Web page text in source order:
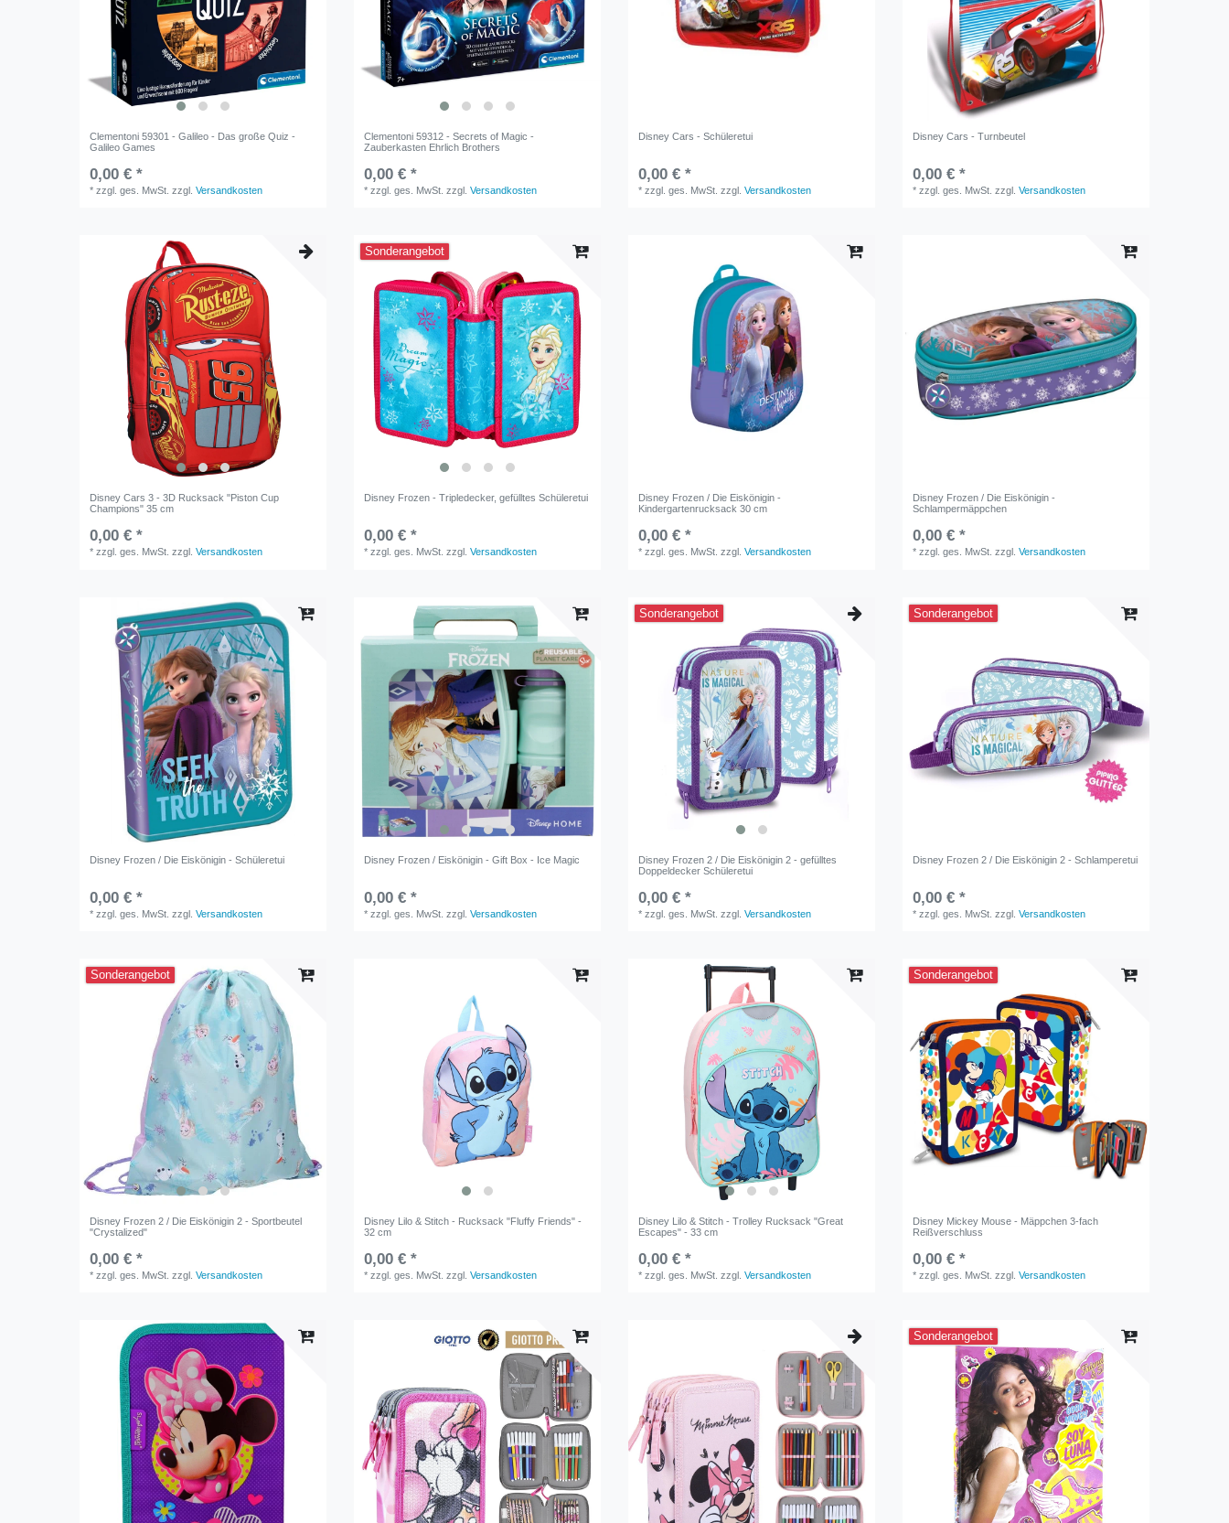
Clementoni 59301 - Galileo - Das große Quiz -
Galileo Games
0,00 € *
*zzgl. ges. MwSt. zzgl.Versandkosten
Clementoni 59312 - Secrets of Magic -
Zauberkasten Ehrlich Brothers
0,00 € *
*zzgl. ges. MwSt. zzgl.Versandkosten
Disney Cars - Schüleretui
0,00 € *
*zzgl. ges. MwSt. zzgl.Versandkosten
Disney Cars - Turnbeutel
0,00 € *
*zzgl. ges. MwSt. zzgl.Versandkosten
Disney Cars 3 - 3D Rucksack "Piston Cup
Champions" 35 cm
0,00 € *
*zzgl. ges. MwSt. zzgl.Versandkosten
Sonderangebot
Disney Frozen - Tripledecker, gefülltes Schüleretui
0,00 € *
*zzgl. ges. MwSt. zzgl.Versandkosten
Disney Frozen / Die Eiskönigin -
Kindergartenrucksack 30 cm
0,00 € *
*zzgl. ges. MwSt. zzgl.Versandkosten
Disney Frozen / Die Eiskönigin -
Schlampermäppchen
0,00 € *
*zzgl. ges. MwSt. zzgl.Versandkosten
Disney Frozen / Die Eiskönigin - Schüleretui
0,00 € *
*zzgl. ges. MwSt. zzgl.Versandkosten
Disney Frozen / Eiskönigin - Gift Box - Ice Magic
0,00 € *
*zzgl. ges. MwSt. zzgl.Versandkosten
Sonderangebot
Disney Frozen 2 / Die Eiskönigin 2 - gefülltes
Doppeldecker Schüleretui
0,00 € *
*zzgl. ges. MwSt. zzgl.Versandkosten
Sonderangebot
Disney Frozen 2 / Die Eiskönigin 2 - Schlamperetui
0,00 € *
*zzgl. ges. MwSt. zzgl.Versandkosten
Sonderangebot
Disney Frozen 2 / Die Eiskönigin 2 - Sportbeutel
"Crystalized"
0,00 € *
*zzgl. ges. MwSt. zzgl.Versandkosten
Disney Lilo & Stitch - Rucksack "Fluffy Friends" -
32 cm
0,00 € *
*zzgl. ges. MwSt. zzgl.Versandkosten
Disney Lilo & Stitch - Trolley Rucksack "Great
Escapes" - 33 cm
0,00 € *
*zzgl. ges. MwSt. zzgl.Versandkosten
Sonderangebot
Disney Mickey Mouse - Mäppchen 3-fach
Reißverschluss
0,00 € *
*zzgl. ges. MwSt. zzgl.Versandkosten
Sonderangebot